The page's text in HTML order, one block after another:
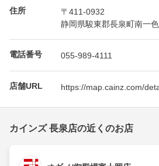
住所
〒411-0932
静岡県駿東郡長泉町南一
電話番号 055-989-4111
店舗URL https://map.cainz.com/
カインズ 長泉店の近くのお店